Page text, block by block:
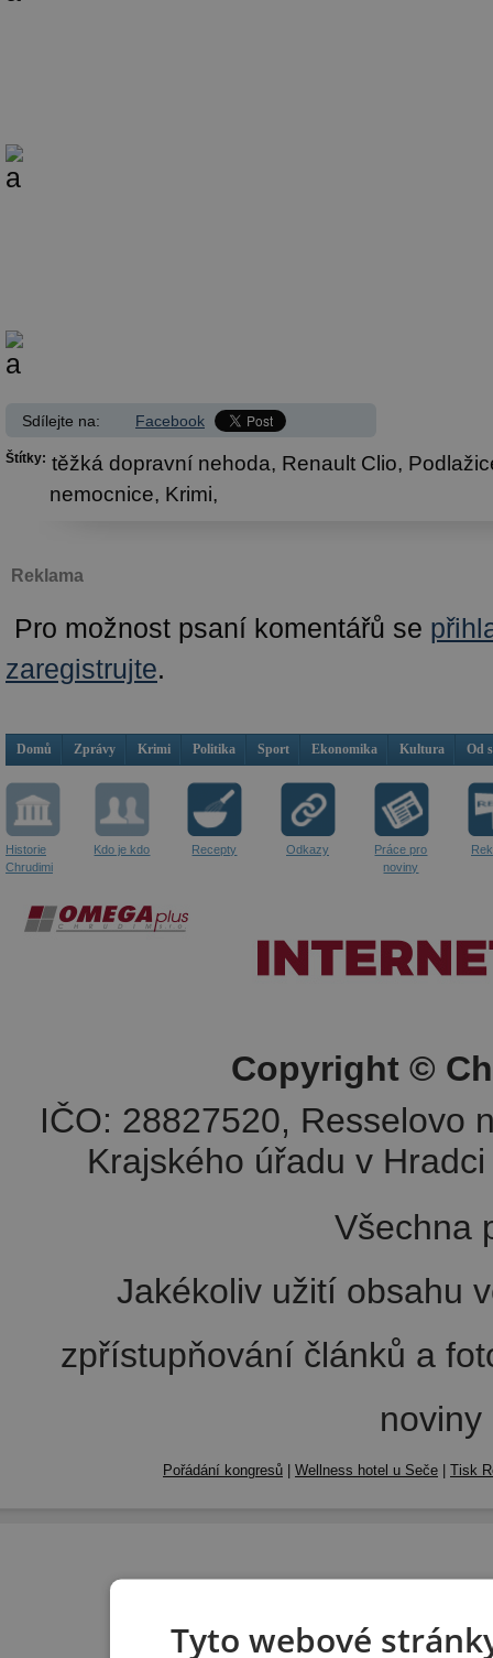
Sdílejte na: Facebook
Štítky: těžká dopravní nehoda, Renault Clio,
nemocnice, Krimi,
Reklama
Pro možnost psaní komentářů se
zaregistrujte.
Domů Zprávy Krimi Politika Sport Ekonomika Kultura Od
Historie
Chrudimi
Kdo je kdo Recepty Odkazy
Práce pro
noviny
Copyright ©
IČO: 28827520, Resselovo
Krajského úřadu v
Všechna
Jakékoliv užití obsahu
zpřístupňování článků a
Pořádání kongresů Wellness hotel u Seče Tisk
Tyto webové